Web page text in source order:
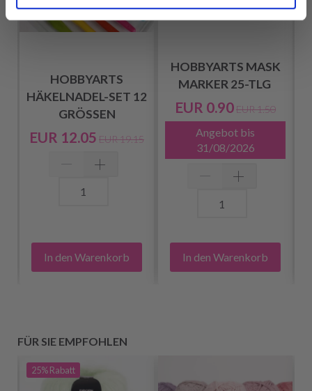
HOBBYARTS
HÄKELNADEL-SET 12
GRÖSSEN
EUR 12.05 EUR 19.15
In den Warenkorb
HOBBYARTS MASK
MARKER 25-TLG
EUR 0.90EUR 1.50
Angebot bis
31/08/2026
In den Warenkorb
FÜR SIE EMPFOHLEN
25%Rabatt